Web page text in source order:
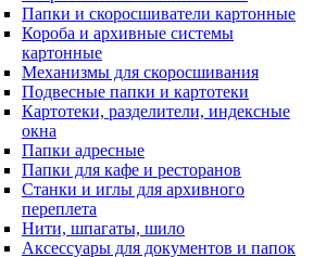
Папки и скоросшиватели картонные
Короба и архивные системы
картонные
Механизмы для скоросшивания
Подвесные папки и картотеки
Картотеки, разделители, индексные
окна
Папки адресные
Папки для кафе и ресторанов
Станки и иглы для архивного
переплета
Нити, шпагаты, шило
Аксессуары для документов и папок